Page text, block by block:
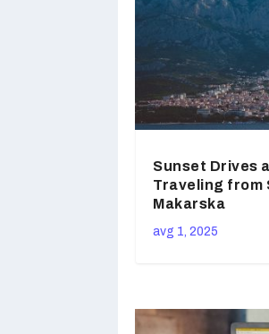
Sunset Drives
Traveling from
Makarska
avg 1, 2025